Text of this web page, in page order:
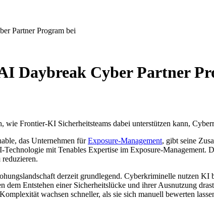
Partner Program bei
Daybreak Cyber Partner
wie Frontier-KI Sicherheitsteams dabei unterstützen kann,
das Unternehmen fürExposure-Management, gibt seine
mit Tenables Expertise im Exposure-Management.
derzeit grundlegend. Cyberkriminelle nutzen
dem Entstehen einer Sicherheitslücke und ihrer Ausnutzung
wachsen schneller, als sie sich manuell bewerten